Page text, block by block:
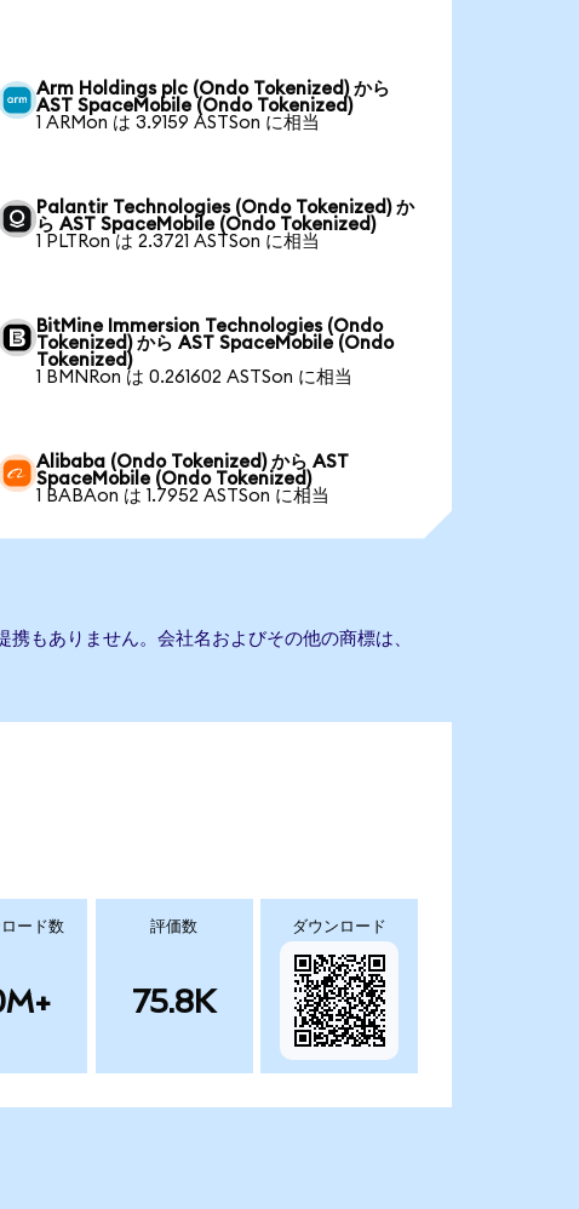
Arm Holdings plc (Ondo Tokenized) から
AST SpaceMobile (Ondo Tokenized)
1 ARMon は 3.9159 ASTSon に相当
Palantir Technologies (Ondo Tokenized) か
ら AST SpaceMobile (Ondo Tokenized)
1 PLTRon は 2.3721 ASTSon に相当
BitMine Immersion Technologies (Ondo
Tokenized) から AST SpaceMobile (Ondo
Tokenized)
1 BMNRon は 0.261602 ASTSon に相当
Alibaba (Ondo Tokenized) から AST
SpaceMobile (Ondo Tokenized)
1 BABAon は 1.7952 ASTSon に相当
もありません。会社名およびその他の商標は、
ード数 評価数
75.8K
ダウンロード